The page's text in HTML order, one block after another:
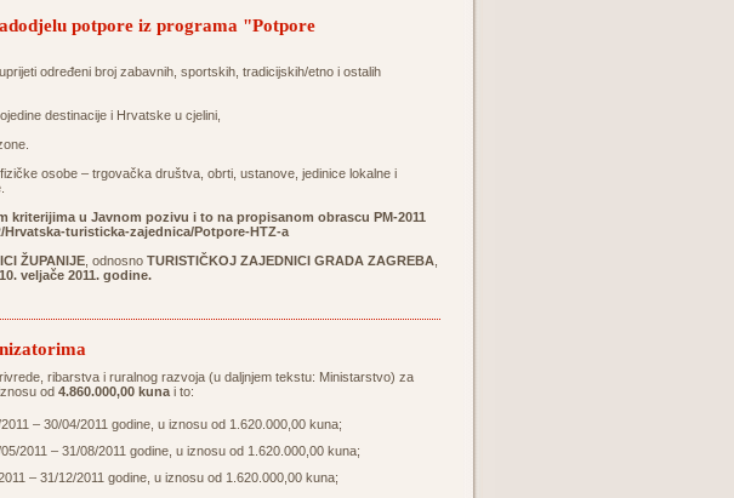
potpore iz programa "Potpore
određeni broj zabavnih, sportskih, tradicijskih/etno i ostalih
destinacije i Hrvatske u cjelini,
osobe – trgovačka društva, obrti, ustanove, jedinice lokalne i
u Javnom pozivu i to na propisanom obrascu PM-2011
turisticka-zajednica/Potpore-HTZ-a
ŽUPANIJE , odnosno TURISTIČKOJ ZAJEDNICI GRADA ZAGREBA
veljače 2011. godine.
ribarstva i ruralnog razvoja (u daljnjem tekstu: Ministarstvo) za
od 4.860.000,00 kuna i to:
– 30/04/2011 godine, u iznosu od 1.620.000,00 kuna;
2011 – 31/08/2011 godine, u iznosu od 1.620.000,00 kuna;
– 31/12/2011 godine, u iznosu od 1.620.000,00 kuna;